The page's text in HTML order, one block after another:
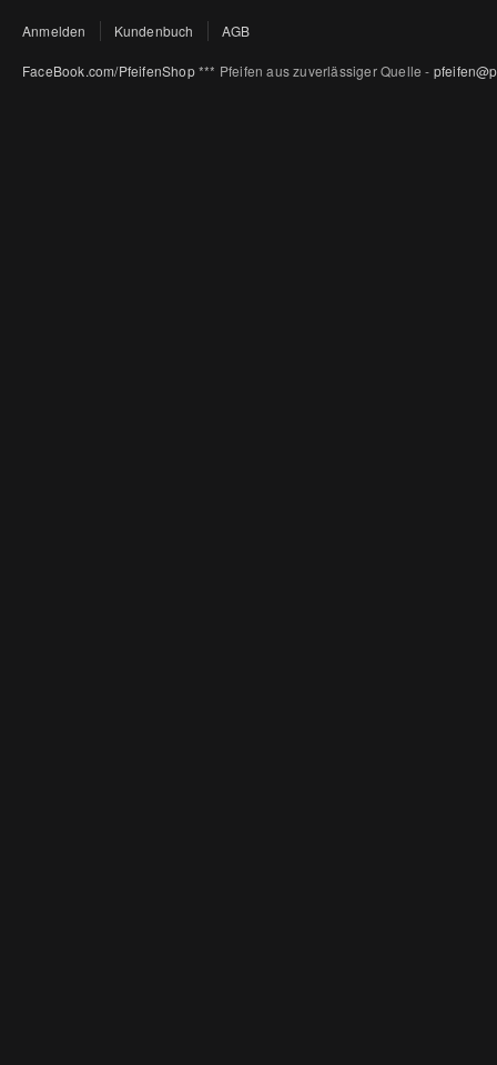
Anmelden Kundenbuch AGB
FaceBook.com/PfeifenShop*** Pfeifen aus zuverlässiger Quelle -